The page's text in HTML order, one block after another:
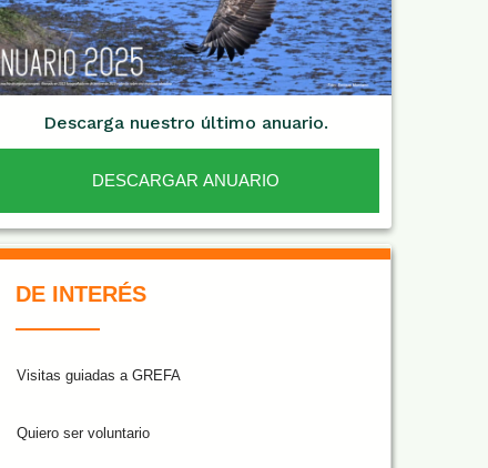
Descarga nuestro último anuario.
DESCARGAR ANUARIO
DE INTERÉS
Visitas guiadas a GREFA
Quiero ser voluntario